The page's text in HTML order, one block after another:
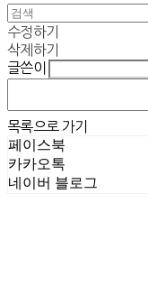
수정하기
삭제하기
글쓴이
목록으로 가기
페이스북
카카오톡
네이버 블로그